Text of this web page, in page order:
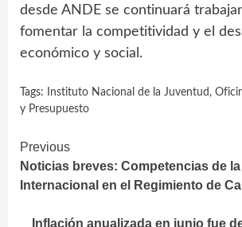
desde ANDE se continuará
fomentar la competitividad y el
económico y social.
Tags: Instituto Nacional de la Juventud ,
y Presupuesto
Continue
Reading
Previous
Noticias breves: Competencias de
Internacional en el Regimiento de
Inflación anualizada en junio fue